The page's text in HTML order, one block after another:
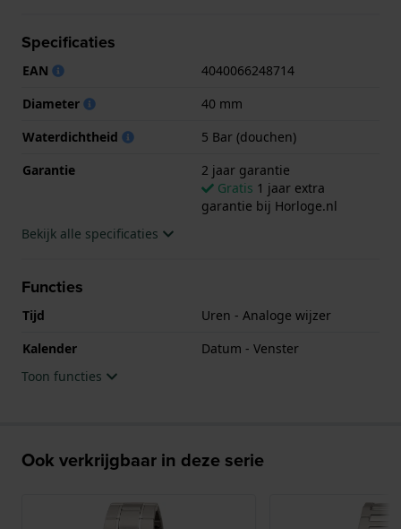
horloge geleverd met 2 jaar garantie.
Specificaties
EAN
4040066248714
Diameter
40 mm
Waterdichtheid
5 Bar (douchen)
Garantie
2 jaar garantie
Gratis 1 jaar extra
garantie bij Horloge.nl
Bekijk alle specificaties
Functies
Tijd
Uren - Analoge wijzer
Kalender
Datum - Venster
Toon functies
Ook verkrijgbaar in deze serie